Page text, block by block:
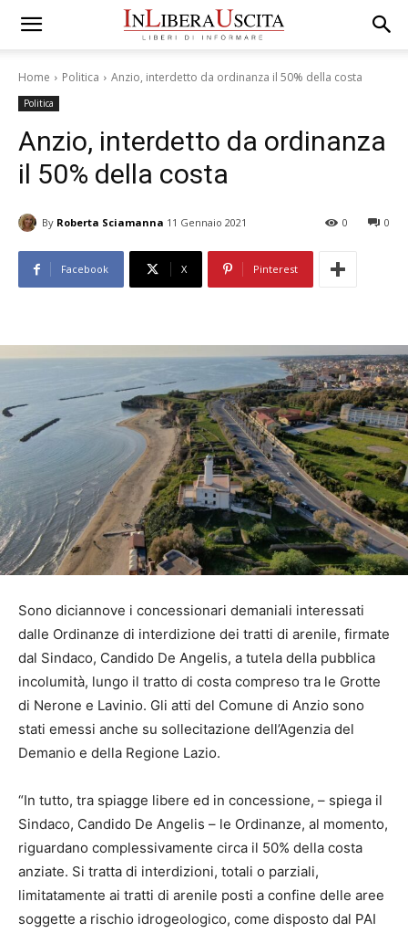
Home Politica Anzio, interdetto da ordinanza il 50% della costa
Politica
Anzio, interdetto da ordinanza
il 50% della costa
By Roberta Sciamanna 11 Gennaio 2021 0
0
Facebook X Pinterest
Sono diciannove i concessionari demaniali interessati
dalle Ordinanze di interdizione dei tratti di arenile, firmate
dal Sindaco, Candido De Angelis, a tutela della pubblica
incolumità, lungo il tratto di costa compreso tra le Grotte
di Nerone e Lavinio. Gli atti del Comune di Anzio sono
stati emessi anche su sollecitazione dell’Agenzia del
Demanio e della Regione Lazio.
“In tutto, tra spiagge libere ed in concessione, – spiega il
Sindaco, Candido De Angelis – le Ordinanze, al momento,
riguardano complessivamente circa il 50% della costa
anziate. Si tratta di interdizioni, totali o parziali,
limitatamente ai tratti di arenile posti a confine delle aree
soggette a rischio idrogeologico, come disposto dal PAI